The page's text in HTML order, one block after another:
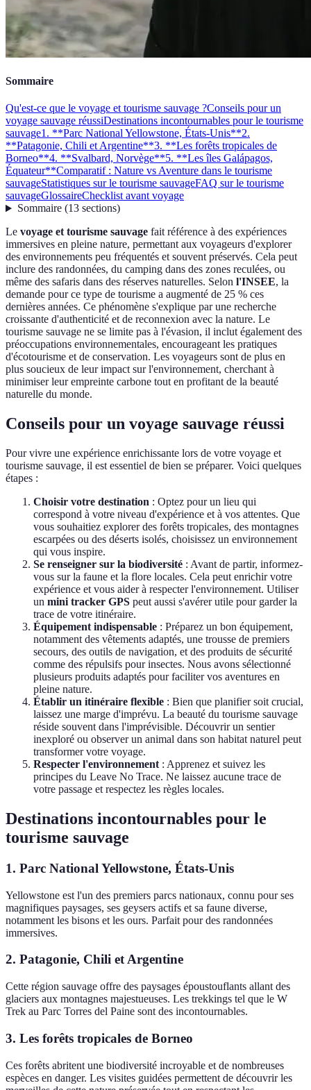
Sommaire
Qu'est-ce que le voyage et tourisme sauvage ?Conseils pour un
voyage sauvage réussiDestinations incontournables pour le tourisme
sauvage1. **Parc National Yellowstone, États-Unis**2.
**Patagonie, Chili et Argentine**3. **Les forêts tropicales de
Borneo**4. **Svalbard, Norvège**5. **Les îles Galápagos,
Équateur**Comparatif : Nature vs Aventure dans le tourisme
sauvageStatistiques sur le tourisme sauvageFAQ sur le tourisme
sauvageGlossaireChecklist avant voyage
Sommaire(13 sections)
Le voyage et tourisme sauvage fait référence à des expériences
immersives en pleine nature, permettant aux voyageurs d'explorer
des environnements peu fréquentés et souvent préservés. Cela peut
inclure des randonnées, du camping dans des zones reculées, ou
même des safaris dans des réserves naturelles. Selon l'INSEE, la
demande pour ce type de tourisme a augmenté de 25 % ces
dernières années. Ce phénomène s'explique par une recherche
croissante d'authenticité et de reconnexion avec la nature. Le
tourisme sauvage ne se limite pas à l'évasion, il inclut également des
préoccupations environnementales, encourageant les pratiques
d'écotourisme et de conservation. Les voyageurs sont de plus en
plus soucieux de leur impact sur l'environnement, cherchant à
minimiser leur empreinte carbone tout en profitant de la beauté
naturelle du monde.
Conseils pour un voyage sauvage réussi
Pour vivre une expérience enrichissante lors de votre voyage et
tourisme sauvage, il est essentiel de bien se préparer. Voici quelques
étapes :
Choisir votre destination : Optez pour un lieu qui
correspond à votre niveau d'expérience et à vos attentes. Que
vous souhaitiez explorer des forêts tropicales, des montagnes
escarpées ou des déserts isolés, choisissez un environnement
qui vous inspire.
Se renseigner sur la biodiversité : Avant de partir, informez-
vous sur la faune et la flore locales. Cela peut enrichir votre
expérience et vous aider à respecter l'environnement. Utiliser
un mini tracker GPS peut aussi s'avérer utile pour garder la
trace de votre itinéraire.
Équipement indispensable : Préparez un bon équipement,
notamment des vêtements adaptés, une trousse de premiers
secours, des outils de navigation, et des produits de sécurité
comme des répulsifs pour insectes. Nous avons sélectionné
plusieurs produits adaptés pour faciliter vos aventures en
pleine nature.
Établir un itinéraire flexible : Bien que planifier soit crucial,
laissez une marge d'imprévu. La beauté du tourisme sauvage
réside souvent dans l'imprévisible. Découvrir un sentier
inexploré ou observer un animal dans son habitat naturel peut
transformer votre voyage.
Respecter l'environnement : Apprenez et suivez les
principes du Leave No Trace. Ne laissez aucune trace de
votre passage et respectez les règles locales.
Destinations incontournables pour le
tourisme sauvage
1. Parc National Yellowstone, États-Unis
Yellowstone est l'un des premiers parcs nationaux, connu pour ses
magnifiques paysages, ses geysers actifs et sa faune diverse,
notamment les bisons et les ours. Parfait pour des randonnées
immersives.
2. Patagonie, Chili et Argentine
Cette région sauvage offre des paysages époustouflants allant des
glaciers aux montagnes majestueuses. Les trekkings tel que le W
Trek au Parc Torres del Paine sont des incontournables.
3. Les forêts tropicales de Borneo
Ces forêts abritent une biodiversité incroyable et de nombreuses
espèces en danger. Les visites guidées permettent de découvrir les